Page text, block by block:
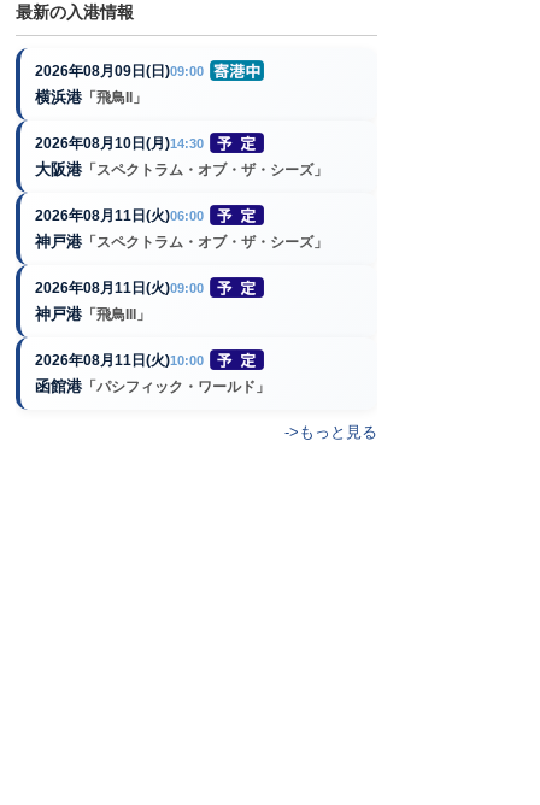
最新の入港情報
2026年08月09日(日)09:00
横浜港 「飛鳥II」
2026年08月10日(月)14:30
大阪港 「スペクトラム・オブ・ザ・シーズ」
2026年08月11日(火)06:00
神戸港 「スペクトラム・オブ・ザ・シーズ」
2026年08月11日(火)09:00
神戸港 「飛鳥III」
2026年08月11日(火)10:00
函館港 「パシフィック・ワールド」
->もっと見る